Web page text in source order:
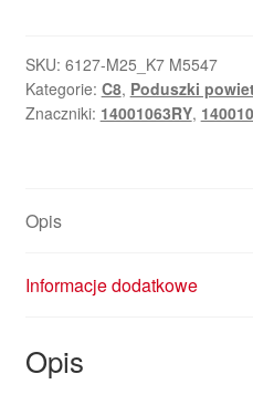
C8
14001063YR
4112HQ
SKU: 6127-M25_K7 M5547
Kategorie: C8, Poduszki
Znaczniki: 14001063RY,
Opis
Informacje dodatkowe
Opis